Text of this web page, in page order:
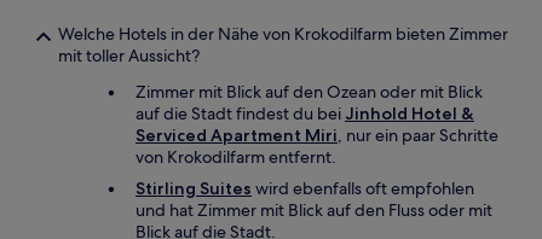
Welche Hotels in der Nähe von Krokodilfarm bieten Zimmer
mit toller Aussicht?
Zimmer mit Blick auf den Ozean oder mit Blick
auf die Stadt findest du bei Jinhold Hotel &
Serviced Apartment Miri, nur ein paar Schritte
von Krokodilfarm entfernt.
Stirling Suites wird ebenfalls oft empfohlen
und hat Zimmer mit Blick auf den Fluss oder mit
Blick auf die Stadt.